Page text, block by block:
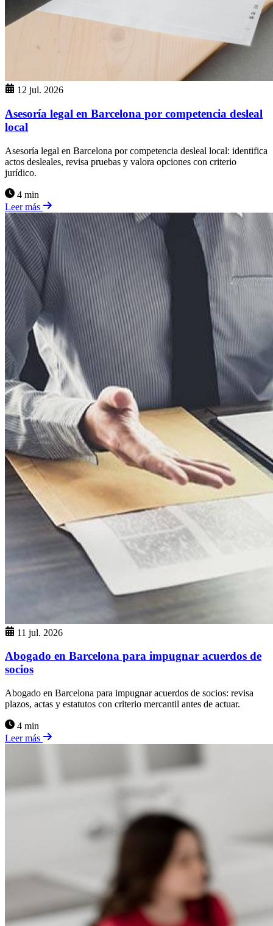
12 jul. 2026
Asesoría legal en Barcelona por competencia desleal
local
Asesoría legal en Barcelona por competencia desleal local: identifica
actos desleales, revisa pruebas y valora opciones con criterio
jurídico.
4 min
Leer más
11 jul. 2026
Abogado en Barcelona para impugnar acuerdos de
socios
Abogado en Barcelona para impugnar acuerdos de socios: revisa
plazos, actas y estatutos con criterio mercantil antes de actuar.
4 min
Leer más